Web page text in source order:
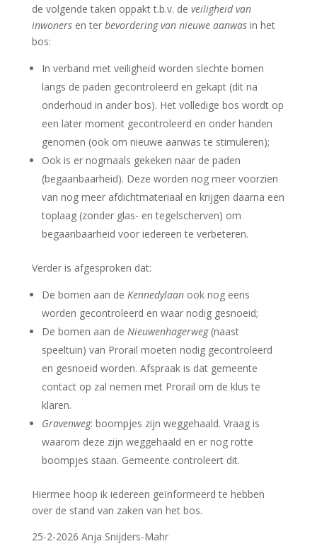
de volgende taken oppakt t.b.v. de veiligheid van
inwonersen ter bevordering van nieuwe aanwasin het
bos:
In verband met veiligheid worden slechte bomen
langs de paden gecontroleerd en gekapt (dit na
onderhoud in ander bos). Het volledige bos wordt op
een later moment gecontroleerd en onder handen
genomen (ook om nieuwe aanwas te stimuleren);
Ook is er nogmaals gekeken naar de paden
(begaanbaarheid). Deze worden nog meer voorzien
van nog meer afdichtmateriaal en krijgen daarna een
toplaag (zonder glas- en tegelscherven) om
begaanbaarheid voor iedereen te verbeteren.
Verder is afgesproken dat:
De bomen aan de Kennedylaanook nog eens
worden gecontroleerd en waar nodig gesnoeid;
De bomen aan de Nieuwenhagerweg(naast
speeltuin) van Prorail moeten nodig gecontroleerd
en gesnoeid worden. Afspraak is dat gemeente
contact op zal nemen met Prorail om de klus te
klaren.
Gravenweg: boompjes zijn weggehaald. Vraag is
waarom deze zijn weggehaald en er nog rotte
boompjes staan. Gemeente controleert dit.
Hiermee hoop ik iedereen geïnformeerd te hebben
over de stand van zaken van het bos.
25-2-2026 Anja Snijders-Mahr